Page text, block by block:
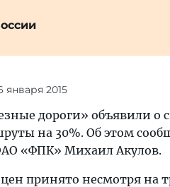
января 2015
дороги» объявили
на 30%. Об этом
«ФПК» Михаил Акулoв.
принято несмотря на